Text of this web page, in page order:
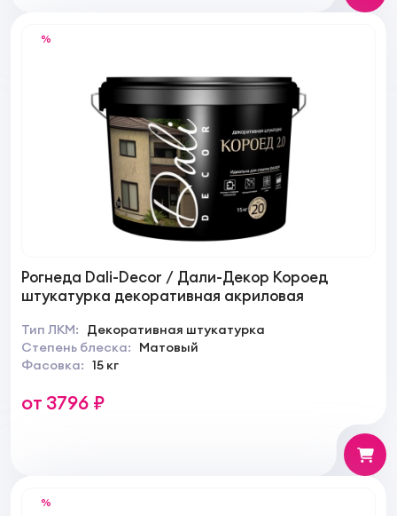
%
Рогнеда Dali-Decor / Дали-Декор Короед
штукатурка декоративная акриловая
Тип ЛКМ:
Декоративная штукатурка
Степень блеска:
Матовый
Фасовка: 15 кг
от 3796 ₽
%